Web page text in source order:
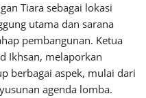
Tiara sebagai lokasi
utama dan sarana
pembangunan. Ketua
Ikhsan, melaporkan
berbagai aspek, mulai dari
agenda lomba.